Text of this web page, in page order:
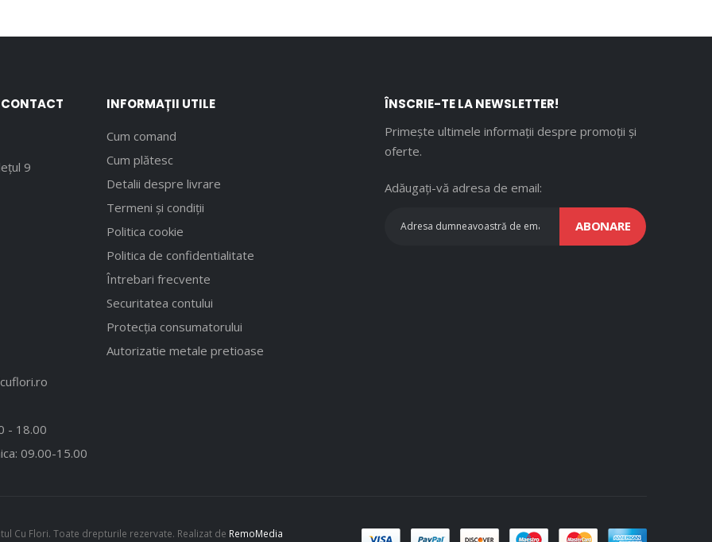
9
- 18.00
09.00-15.00
INFORMAȚII UTILE
Cum comand
Cum plătesc
Detalii despre livrare
Termeni și condiții
Politica cookie
Politica de confidentialitate
Întrebari frecvente
Securitatea contului
Protecția consumatorului
Autorizatie metale pretioase
ÎNSCRIE-TE LA NEWSLETTER!
Primește ultimele informații despre promoții și
oferte.
Adăugați-vă adresa de email:
ABONARE
Cu Flori. Toate drepturile rezervate. Realizat de RemoMedia